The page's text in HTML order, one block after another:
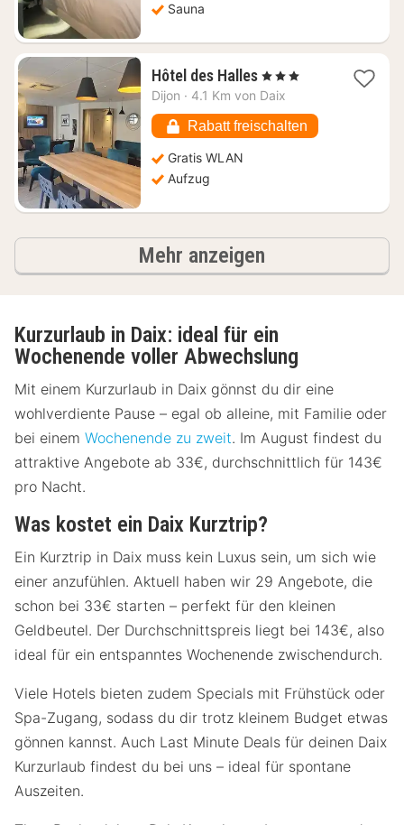
Sauna
Hôtel des Halles1
Nacht
70,81
€
, 3 Sterne
Dijon · 4.1 Km von Daix
Rabatt freischalten
Gratis WLAN
Aufzug
Mehr anzeigen
Kurzurlaub in Daix: ideal für ein
Wochenende voller Abwechslung
Mit einem Kurzurlaub in Daix gönnst du dir eine
wohlverdiente Pause – egal ob alleine, mit Familie oder
bei einem Wochenende zu zweit. Im August findest du
attraktive Angebote ab 33€, durchschnittlich für 143€
pro Nacht.
Was kostet ein Daix Kurztrip?
Ein Kurztrip in Daix muss kein Luxus sein, um sich wie
einer anzufühlen. Aktuell haben wir 29 Angebote, die
schon bei 33€ starten – perfekt für den kleinen
Geldbeutel. Der Durchschnittspreis liegt bei 143€, also
ideal für ein entspanntes Wochenende zwischendurch.
Viele Hotels bieten zudem Specials mit Frühstück oder
Spa-Zugang, sodass du dir trotz kleinem Budget etwas
gönnen kannst. Auch Last Minute Deals für deinen Daix
Kurzurlaub findest du bei uns – ideal für spontane
Auszeiten.